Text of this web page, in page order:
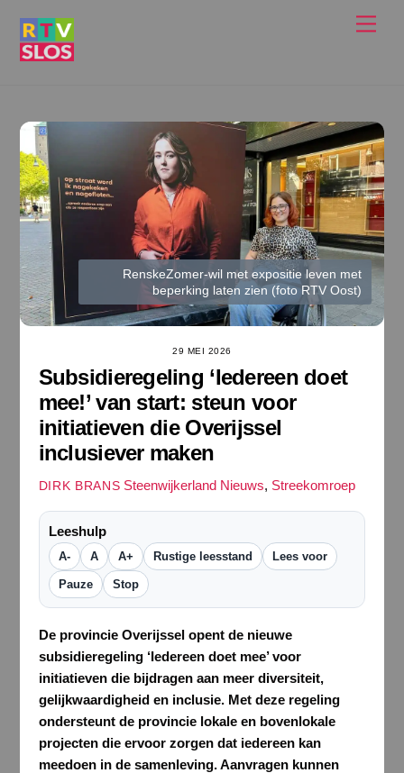
RenskeZomer-wil met expositie leven met
beperking laten zien (foto RTV Oost)
29 MEI 2026
Subsidieregeling ‘Iedereen doet
mee!’ van start: steun voor
initiatieven die Overijssel
inclusiever maken
DIRK BRANS Steenwijkerland Nieuws, Streekomroep
Leeshulp
A- A A+ Rustige leesstand Lees voor
Pauze Stop
De provincie Overijssel opent de nieuwe
subsidieregeling ‘Iedereen doet mee’ voor
initiatieven die bijdragen aan meer diversiteit,
gelijkwaardigheid en inclusie. Met deze regeling
ondersteunt de provincie lokale en bovenlokale
projecten die ervoor zorgen dat iedereen kan
meedoen in de samenleving. Aanvragen kunnen